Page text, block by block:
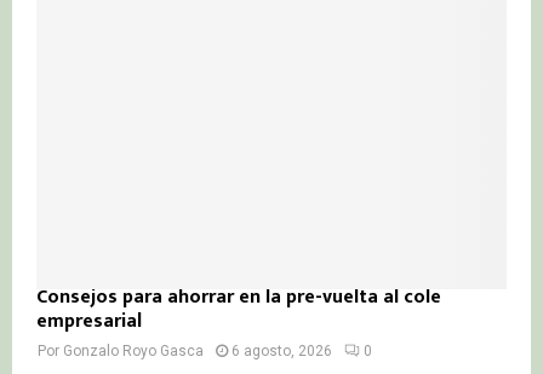
Consejos para ahorrar en la pre-vuelta al cole
empresarial
Por Gonzalo Royo Gasca 6 agosto, 2026 0